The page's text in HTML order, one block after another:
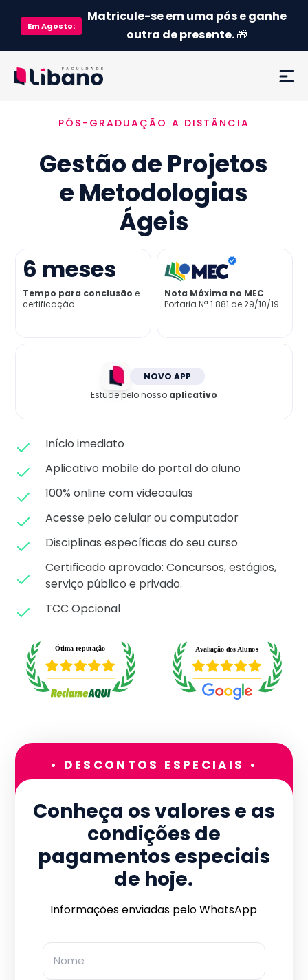
EmAgosto:
Matricule-se em uma pós e ganhe
outra de presente.🎁
Ementa
Como funciona
Credenciamento MEC
Já sou aluno
PÓS-GRADUAÇÃO A DISTÂNCIA
Gestão de Projetos
e Metodologias
Ágeis
6 meses
Tempo para conclusão e
certificação
Nota Máxima no MEC
Portaria Nª 1.881 de 29/10/19
NOVO APP
Estude pelo nosso aplicativo
Início imediato
Aplicativo mobile do portal do aluno
100% online com videoaulas
Acesse pelo celular ou computador
Disciplinas específicas do seu curso
Certificado aprovado: Concursos, estágios,
serviço público e privado.
TCC Opcional
• DESCONTOS ESPECIAIS •
Conheça os valores e as
condições de
pagamentos especiais
de hoje.
Informações enviadas pelo WhatsApp